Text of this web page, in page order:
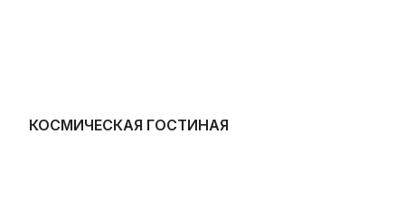
КОСМИЧЕСКАЯ ГОСТИНАЯ